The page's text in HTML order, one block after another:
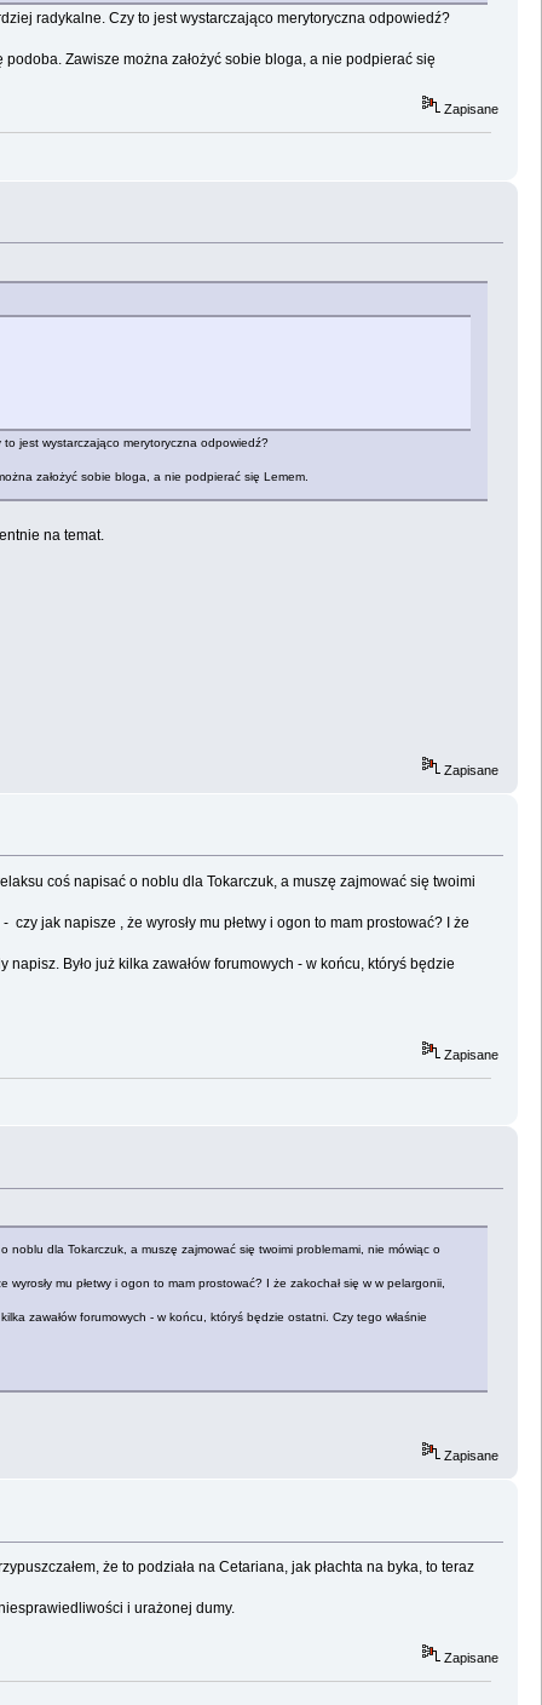
radykalne. Czy to jest wystarczająco merytoryczna odpowiedź?
Zawisze można założyć sobie bloga, a nie podpierać się
Zapisane
jest wystarczająco merytoryczna odpowiedź?
założyć sobie bloga, a nie podpierać się Lemem.
na temat.
Zapisane
coś napisać o noblu dla Tokarczuk, a muszę zajmować się twoimi
jak napisze , że wyrosły mu płetwy i ogon to mam prostować? I że
Było już kilka zawałów forumowych - w końcu, któryś będzie
Zapisane
noblu dla Tokarczuk, a muszę zajmować się twoimi problemami, nie mówiąc o
mu płetwy i ogon to mam prostować? I że zakochał się w w pelargonii,
zawałów forumowych - w końcu, któryś będzie ostatni. Czy tego właśnie
Zapisane
że to podziała na Cetariana, jak płachta na byka, to teraz
i urażonej dumy.
Zapisane